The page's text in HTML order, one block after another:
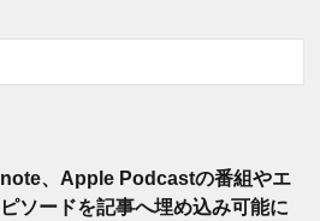
note、Apple Podcastの番組やエ
ピソードを記事へ埋め込み可能に